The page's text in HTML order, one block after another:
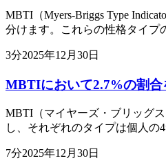
MBTI（Myers-Briggs Type
分けます。これらの性格タイプ
3分2025年12月30日
MBTIにおいて2.7%の割
MBTI（マイヤーズ・ブリッグ
し、それぞれのタイプは個人の
7分2025年12月30日